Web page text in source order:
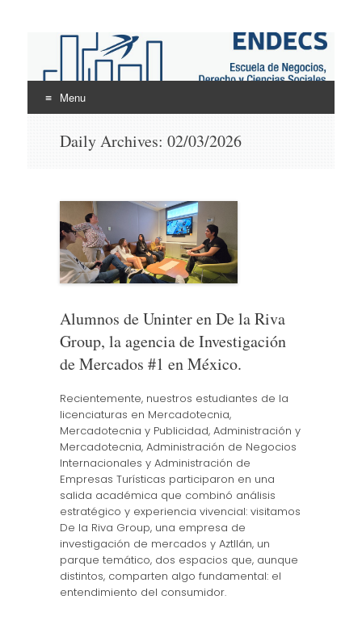
ENDECS
Escuela de Negocios Derecho y Ciencias Sociales
Menu
Daily Archives: 02/03/2026
Alumnos de Uninter en De la Riva
Group, la agencia de Investigación
de Mercados #1 en México.
Recientemente, nuestros estudiantes de la
licenciaturas en Mercadotecnia,
Mercadotecnia y Publicidad, Administración y
Mercadotecnia, Administración de Negocios
Internacionales y Administración de
Empresas Turísticas participaron en una
salida académica que combinó análisis
estratégico y experiencia vivencial: visitamos
De la Riva Group, una empresa de
investigación de mercados y Aztllán, un
parque temático, dos espacios que, aunque
distintos, comparten algo fundamental: el
entendimiento del consumidor.